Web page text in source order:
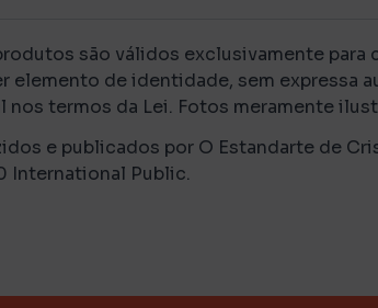
são válidos exclusivamente para
elemento de identidade, sem expressa
termos da Lei. Fotos meramente
e publicados por O Estandarte de
International Public.